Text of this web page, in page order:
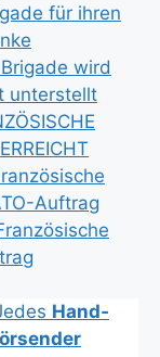
für ihren
wird
unter­stellt
Auf­trag
Hand­